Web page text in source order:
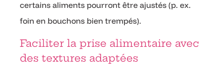
certains aliments pourront être ajustés (p. ex.
foin en bouchons bien trempés).
Faciliter la prise alimentaire avec
des textures adaptées